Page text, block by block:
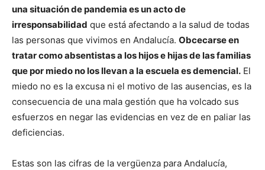
una situación de pandemia es un acto de
irresponsabilidad que está afectando a la salud de todas
las personas que vivimos en Andalucía. Obcecarse en
tratar como absentistas a los hijos e hijas de las familias
que por miedo no los llevan a la escuela es demencial. El
miedo no es la excusa ni el motivo de las ausencias, es la
consecuencia de una mala gestión que ha volcado sus
esfuerzos en negar las evidencias en vez de en paliar las
deficiencias.
Estas son las cifras de la vergüenza para Andalucía,